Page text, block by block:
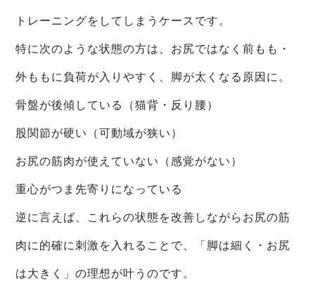
トレーニングをしてしまうケースです。
特に次のような状態の方は、お尻ではなく前もも・
外ももに負荷が入りやすく、脚が太くなる原因に。
骨盤が後傾している（猫背・反り腰）
股関節が硬い（可動域が狭い）
お尻の筋肉が使えていない（感覚がない）
重心がつま先寄りになっている
逆に言えば、これらの状態を改善しながらお尻の筋
肉に的確に刺激を入れることで、「脚は細く・お尻
は大きく」の理想が叶うのです。